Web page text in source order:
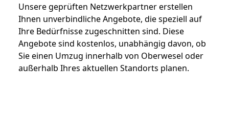
Unsere geprüften Netzwerkpartner erstellen
Ihnen unverbindliche Angebote, die speziell auf
Ihre Bedürfnisse zugeschnitten sind. Diese
Angebote sind kostenlos, unabhängig davon, ob
Sie einen Umzug innerhalb von Oberwesel oder
außerhalb Ihres aktuellen Standorts planen.